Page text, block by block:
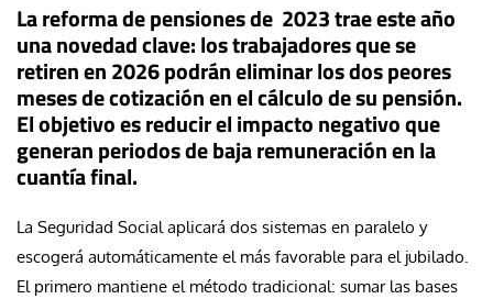
La reforma de pensiones de 2023 trae este año
una novedad clave: los trabajadores que se
retiren en 2026 podrán eliminar los dos peores
meses de cotización en el cálculo de su pensión.
El objetivo es reducir el impacto negativo que
generan periodos de baja remuneración en la
cuantía final.
La Seguridad Social aplicará dos sistemas en paralelo y
escogerá automáticamente el más favorable para el jubilado.
El primero mantiene el método tradicional: sumar las bases